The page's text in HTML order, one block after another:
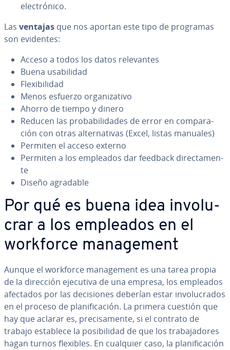
ele­c­tró­ni­co.
Las ventajas que nos aportan este tipo de programas
son evidentes:
Acceso a todos los datos re­le­va­n­tes
Buena usa­bi­li­dad
Fle­xi­bi­li­dad
Menos esfuerzo or­ga­ni­za­ti­vo
Ahorro de tiempo y dinero
Reducen las pro­ba­bi­li­da­des de error en co­m­pa­ra­
ción con otras al­te­r­na­ti­vas (Excel, listas manuales)
Permiten el acceso externo
Permiten a los empleados dar feedback di­re­c­ta­me­n­
te
Diseño agradable
Por qué es buena idea in­vo­lu­
crar a los empleados en el
workforce ma­na­ge­me­nt
Aunque el workforce ma­na­ge­me­nt es una tarea propia
de la dirección ejecutiva de una empresa, los empleados
afectados por las de­ci­sio­nes deberían estar in­vo­lu­cra­dos
en el proceso de pla­ni­fi­ca­ción. La primera cuestión que
hay que aclarar es, pre­ci­sa­me­n­te, si el contrato de
trabajo establece la po­si­bi­li­dad de que los tra­ba­ja­do­res
hagan turnos flexibles. En cualquier caso, la pla­ni­fi­ca­ción